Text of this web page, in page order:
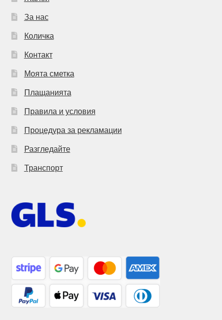
За нас
Количка
Контакт
Моята сметка
Плащанията
Правила и условия
Процедура за рекламации
Разгледайте
Транспорт